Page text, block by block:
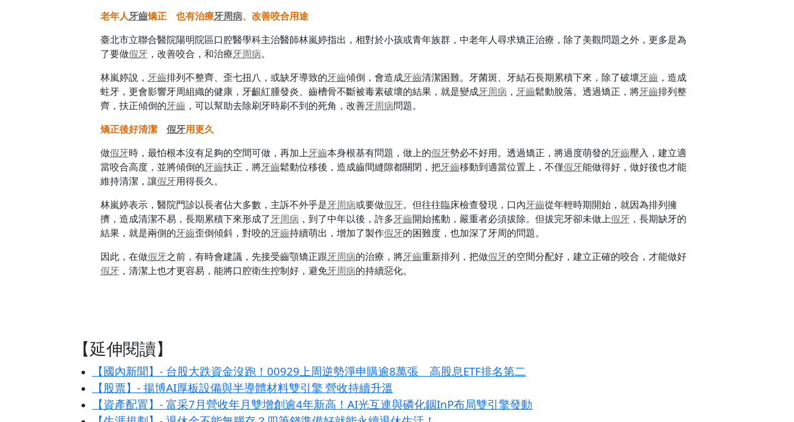
老年人牙齒矯正 也有治療牙周病、改善咬合用途
臺北市立聯合醫院陽明院區口腔醫學科主治醫師林嵐婷指出，相對於小孩或青年族群，中老年人尋求矯正治療，除了美觀問題之外，更多是為
了要做假牙，改善咬合，和治療牙周病。
林嵐婷說， 牙齒排列不整齊、歪七扭八，或缺牙導致的牙齒傾倒，會造成牙齒清潔困難。牙菌斑、牙結石長期累積下來，除了破壞牙齒，造成
蛀牙，更會影響牙周組織的健康，牙齦紅腫發炎、齒槽骨不斷被毒素破壞的結果，就是變成牙周病 ， 牙齒鬆動脫落。透過矯正，將牙齒排列整
齊，扶正傾倒的牙齒，可以幫助去除刷牙時刷不到的死角，改善牙周病問題。
矯正後好清潔 假牙用更久
做假牙時，最怕根本沒有足夠的空間可做，再加上牙齒本身根基有問題，做上的假牙勢必不好用。透過矯正，將過度萌發的牙齒壓入，建立適
當咬合高度，並將傾倒的牙齒扶正，將牙齒鬆動位移後，造成齒間縫隙都關閉，把牙齒移動到適當位置上，不僅假牙能做得好，做好後也才能
維持清潔，讓假牙用得長久。
林嵐婷表示，醫院門診以長者佔大多數，主訴不外乎是牙周病或要做假牙。但往往臨床檢查發現，口內牙齒從年輕時期開始，就因為排列擁
擠，造成清潔不易，長期累積下來形成了牙周病 ，到了中年以後，許多牙齒開始搖動，嚴重者必須拔除。但拔完牙卻未做上假牙，長期缺牙的
結果，就是兩側的牙齒歪倒傾斜，對咬的牙齒持續萌出，增加了製作假牙的困難度，也加深了牙周的問題。
因此，在做假牙之前，有時會建議，先接受齒顎矯正跟牙周病的治療，將牙齒重新排列，把做假牙的空間分配好，建立正確的咬合，才能做好
假牙，清潔上也才更容易，能將口腔衛生控制好，避免牙周病的持續惡化。
【延伸閱讀】
【國內新聞】- 台股大跌資金沒跑！00929上周逆勢淨申購逾8萬張 高股息ETF排名第二
【股票】- 揚博AI厚板設備與半導體材料雙引擎 營收持續升溫
【資產配置】- 富采7月營收年月雙增創逾4年新高！AI光互連與磷化銦InP布局雙引擎發動